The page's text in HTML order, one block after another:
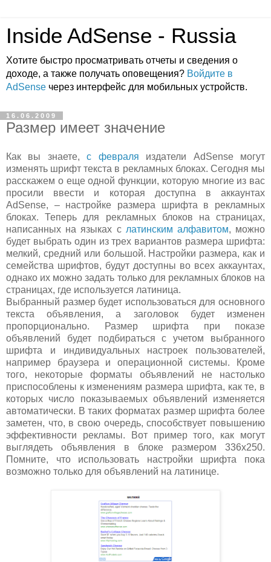
Inside AdSense - Russia
Хотите быстро просматривать отчеты и сведения о
доходе, а также получать оповещения? Войдите в
AdSense через интерфейс для мобильных устройств.
16.06.2009
Размер имеет значение
Как вы знаете,с февраля издатели AdSense могут
изменять шрифт текста в рекламных блоках. Сегодня мы
расскажем о еще одной функции, которую многие из вас
просили ввести и которая доступна в аккаунтах
AdSense, – настройке размера шрифта в рекламных
блоках. Теперь для рекламных блоков на страницах,
написанных на языках с латинским алфавитом, можно
будет выбрать один из трех вариантов размера шрифта:
мелкий, средний или большой. Настройки размера, как и
семейства шрифтов, будут доступны во всех аккаунтах,
однако их можно задать только для рекламных блоков на
страницах, где используется латиница.
Выбранный размер будет использоваться для основного
текста объявления, а заголовок будет изменен
пропорционально. Размер шрифта при показе
объявлений будет подбираться с учетом выбранного
шрифта и индивидуальных настроек пользователей,
например браузера и операционной системы. Кроме
того, некоторые форматы объявлений не настолько
приспособлены к изменениям размера шрифта, как те, в
которых число показываемых объявлений изменяется
автоматически. В таких форматах размер шрифта более
заметен, что, в свою очередь, способствует повышению
эффективности рекламы. Вот пример того, как могут
выглядеть объявления в блоке размером 336x250.
Помните, что использовать настройки шрифта пока
возможно только для объявлений на латинице.